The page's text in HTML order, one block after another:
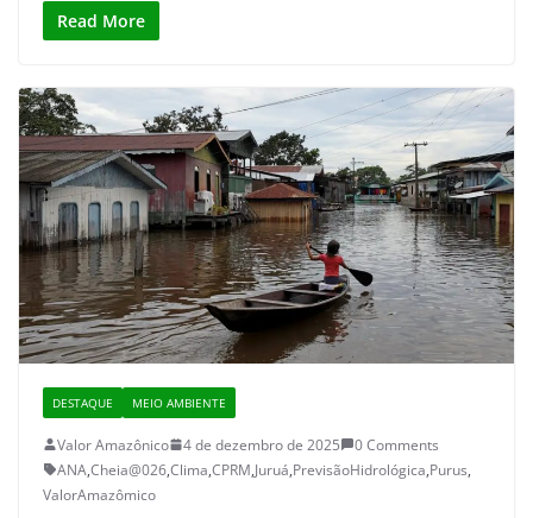
Read More
DESTAQUE MEIO AMBIENTE
Valor Amazônico 4 de dezembro de 2025
0 Comments
ANA,Cheia@026,Clima,CPRM,Juruá,PrevisãoHidrológica,Purus,
ValorAmazômico